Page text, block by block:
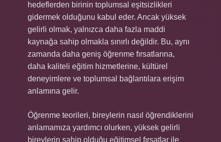
hedeflerden birinin toplumsal eşitsizlikleri
gidermek olduğunu kabul eder. Ancak yüksek
gelirli olmak, yalnızca daha fazla maddi
kaynağa sahip olmakla sınırlı değildir. Bu, aynı
zamanda daha geniş öğrenme fırsatlarına,
daha kaliteli eğitim hizmetlerine, kültürel
deneyimlere ve toplumsal bağlantılara erişim
anlamına gelir.
Öğrenme teorileri, bireylerin nasıl öğrendiklerini
anlamamıza yardımcı olurken, yüksek gelirli
bireylerin sahip olduğu eğitimsel fırsatlar ile